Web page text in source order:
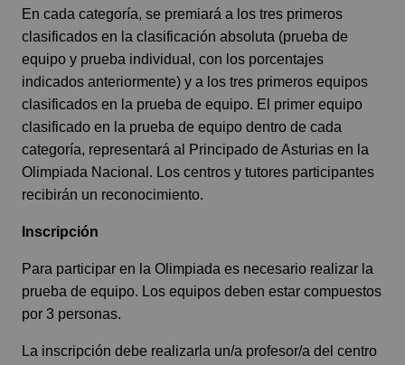
En cada categoría, se premiará a los tres primeros
clasificados en la clasificación absoluta (prueba de
equipo y prueba individual, con los porcentajes
indicados anteriormente) y a los tres primeros equipos
clasificados en la prueba de equipo. El primer equipo
clasificado en la prueba de equipo dentro de cada
categoría, representará al Principado de Asturias en la
Olimpiada Nacional. Los centros y tutores participantes
recibirán un reconocimiento.
Inscripción
Para participar en la Olimpiada es necesario realizar la
prueba de equipo. Los equipos deben estar compuestos
por 3 personas.
La inscripción debe realizarla un/a profesor/a del centro